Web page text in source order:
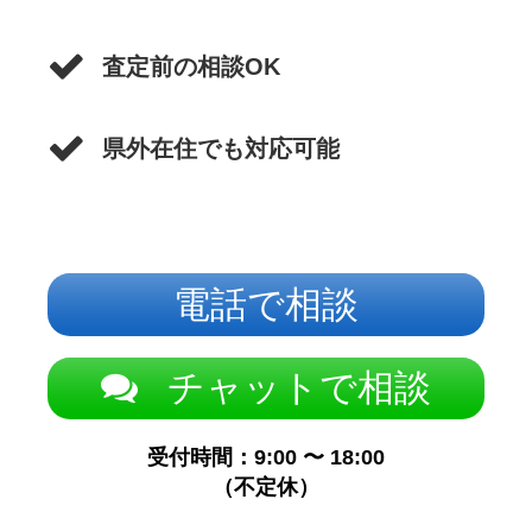
査定前の相談OK
県外在住でも対応可能
電話で相談
チャットで相談
受付時間：9:00 〜 18:00
（不定休）